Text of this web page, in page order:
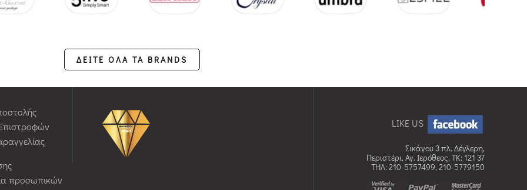
ΔΕΙΤΕ ΟΛΑ ΤΑ BRANDS
προσωπικών
LIKE US
Σικάγου 3 πλ. Δέγλερη,
Περιστέρι, Αγ. Ιερόθεος, TK: 121 37
ΤΗΛ: 210-5757499, 210-5779150